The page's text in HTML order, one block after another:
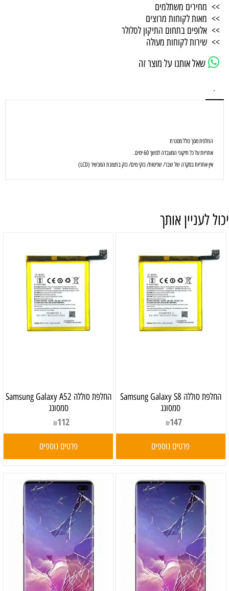
>> מחירים משתלמים
>> מאות לקוחות מרוצים
>> אלופים בתחום התיקון לסלולר
>> שירות לקוחות מעולה
שאל אותנו על מוצר זה
.
החלפת מסך כולל מסגרת
אחריות על כל תיקוני המעבדה למשך 60 ימים.
אין אחריות במקרה של שבר/ שריטות/ נזקי מים/ נזק בתצוגת המכשיר (LCD)
יכול לעניין אותך
‏החלפת סוללה Samsung Galaxy S8
סמסונג
₪147
פרטים נוספים
‏החלפת סוללה Samsung Galaxy A52
סמסונג
₪112
פרטים נוספים